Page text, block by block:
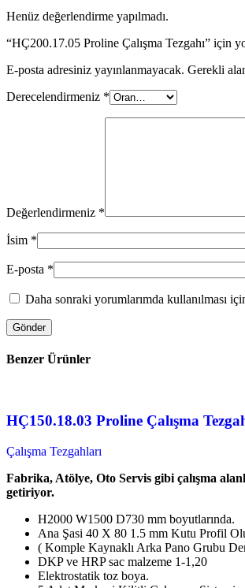
Henüz değerlendirme yapılmadı.
“HÇ200.17.05 Proline Çalışma Tezgahı” için
E-posta adresiniz yayınlanmayacak. Gerekli
Derecelendirmeniz *
Değerlendirmeniz *
İsim *
E-posta *
Daha sonraki yorumlarımda kullanılması
Benzer Ürünler
HÇ150.18.03 Proline Çalışma
Çalışma Tezgahları
Fabrika, Atölye, Oto Servis gibi çalışma
getiriyor.
H2000 W1500 D730 mm boyutlarında.
Ana Şasi 40 X 80 1.5 mm Kutu Profil
( Komple Kaynaklı Arka Pano Grubu
DKP ve HRP sac malzeme 1-1,20
Elektrostatik toz boya.